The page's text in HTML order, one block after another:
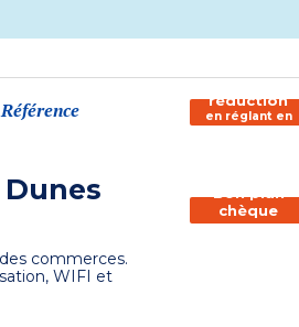
Dunes
commerces.
WIFI et
150€ de
réduction
en réglant en
chèque
Bon plan
chèque
vacances